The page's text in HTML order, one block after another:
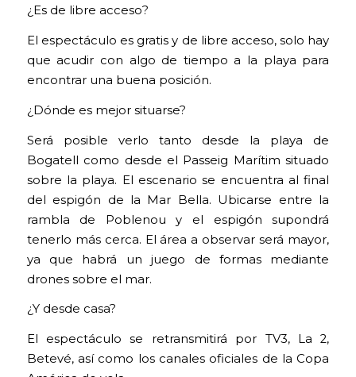
¿Es de libre acceso?
El espectáculo es gratis y de libre acceso, solo hay
que acudir con algo de tiempo a la playa para
encontrar una buena posición.
¿Dónde es mejor situarse?
Será posible verlo tanto desde la playa de
Bogatell como desde el Passeig Marítim situado
sobre la playa. El escenario se encuentra al final
del espigón de la Mar Bella. Ubicarse entre la
rambla de Poblenou y el espigón supondrá
tenerlo más cerca. El área a observar será mayor,
ya que habrá un juego de formas mediante
drones sobre el mar.
¿Y desde casa?
El espectáculo se retransmitirá por TV3, La 2,
Betevé, así como los canales oficiales de la Copa